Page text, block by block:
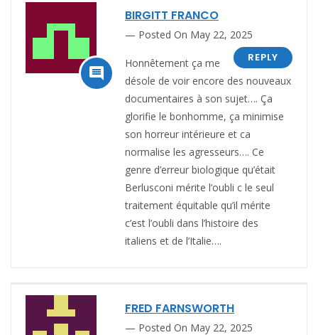

BIRGITT FRANCO
Posted On May 22, 2025
REPLY
Honnêtement ça me
désole de voir encore des nouveaux
documentaires à son sujet…. Ça
glorifie le bonhomme, ça minimise
son horreur intérieure et ca
normalise les agresseurs…. Ce
genre d’erreur biologique qu’était
Berlusconi mérite l’oubli c le seul
traitement équitable qu’il mérite
c’est l’oubli dans l’histoire des
italiens et de l’Italie….
FRED FARNSWORTH
Posted On May 22, 2025